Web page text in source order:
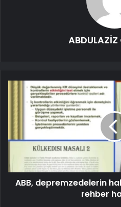
ABB, depremzedelerin
rehber